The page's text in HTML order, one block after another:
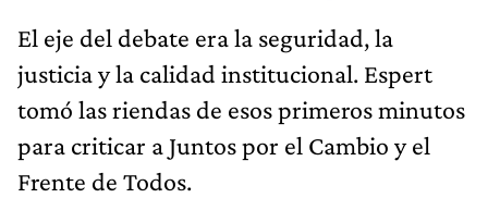
El eje del debate era la seguridad, la
justicia y la calidad institucional. Espert
tomó las riendas de esos primeros minutos
para criticar a Juntos por el Cambio y el
Frente de Todos.